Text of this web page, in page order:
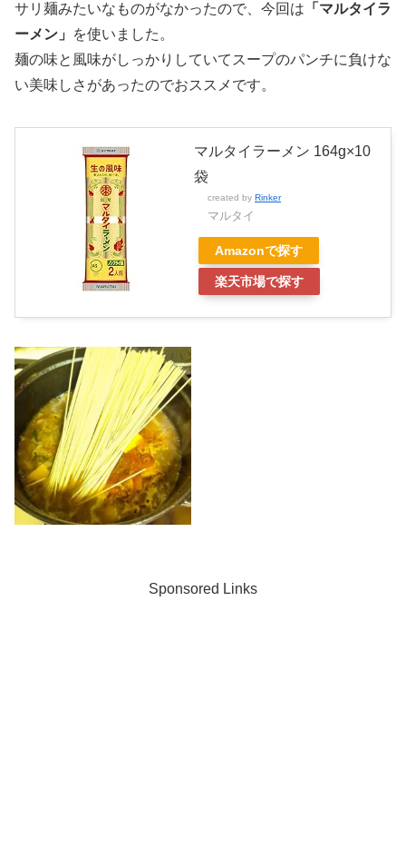
サリ麺みたいなものがなかったので、今回は 「マルタイラ
ーメン」
を使いました。
麺の味と風味がしっかりしていてスープのパンチに負けな
い美味しさがあったのでおススメです。
マルタイラーメン 164g×10
袋
created by Rinker
マルタイ
Amazonで探す
楽天市場で探す
Sponsored Links